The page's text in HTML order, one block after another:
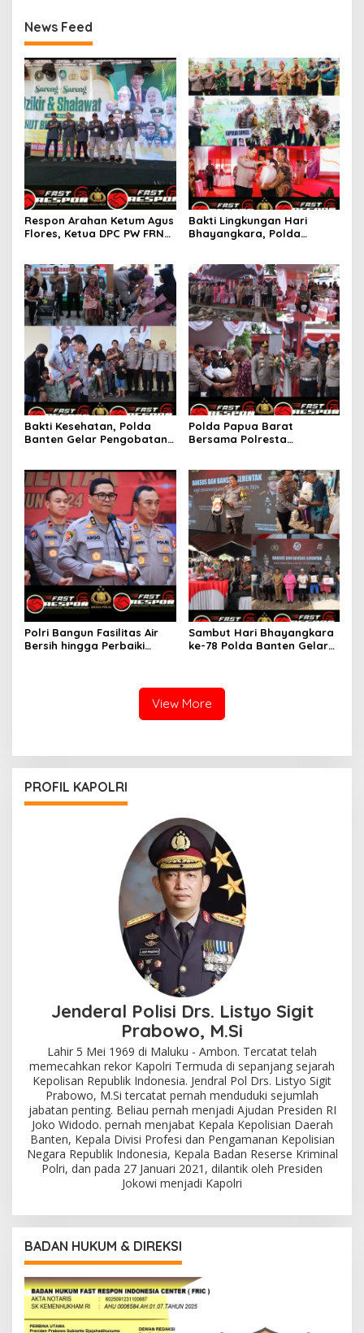
News Feed
Respon Arahan Ketum Agus
Flores, Ketua DPC PW FRN
Sholawat Sambut HUT
Bhayangkara -78 Thn di
Pantai Marina Boom
Bakti Lingkungan Hari
Bhayangkara, Polda
Ikan Nila.
Bakti Kesehatan, Polda
Banten Gelar Pengobatan
Polda Papua Barat
Bersama Polresta
dan Renovasi Paud di
Fanindi Manokwari
Polri Bangun Fasilitas Air
Bersih hingga Perbaiki
Sambut Hari Bhayangkara
ke-78 Polda Banten Gelar
View More
PROFIL KAPOLRI
Jenderal Polisi Drs. Listyo Sigit
Prabowo, M.Si
Lahir 5 Mei 1969 di Maluku - Ambon. Tercatat telah
memecahkan rekor Kapolri Termuda di sepanjang sejarah
Kepolisan Republik Indonesia. Jendral Pol Drs. Listyo Sigit
Prabowo, M.Si tercatat pernah menduduki sejumlah
jabatan penting. Beliau pernah menjadi Ajudan Presiden RI
Joko Widodo. pernah menjabat Kepala Kepolisian Daerah
Banten, Kepala Divisi Profesi dan Pengamanan Kepolisian
Negara Republik Indonesia, Kepala Badan Reserse Kriminal
Polri, dan pada 27 Januari 2021, dilantik oleh Presiden
Jokowi menjadi Kapolri
BADAN HUKUM & DIREKSI